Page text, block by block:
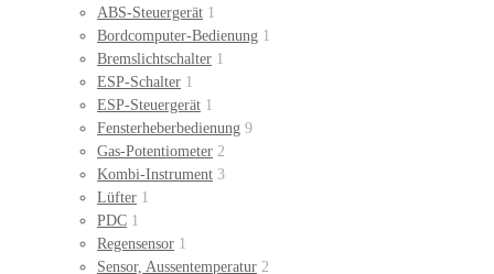
ABS-Steuergerät 1
Bordcomputer-Bedienung 1
Bremslichtschalter 1
ESP-Schalter 1
ESP-Steuergerät 1
Fensterheberbedienung 9
Gas-Potentiometer 2
Kombi-Instrument 3
Lüfter 1
PDC 1
Regensensor 1
Sensor, Aussentemperatur 2